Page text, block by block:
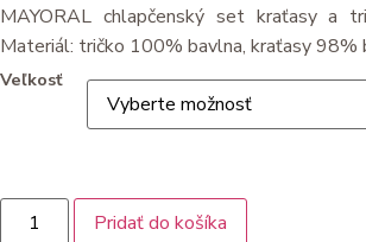
MAYORAL chlapčenský set kraťasy a
Materiál: tričko 100% bavlna, kraťasy 98%
Veľkosť
Pridať do košíka